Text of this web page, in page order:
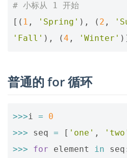
# 小标从 1 开始
[( 1 , 'Spring' ), ( 2 ,
'Fall' ), (4 , 'Winter'
普通的 for 循环
>>>i =
0
>>>
seq = [ 'one' ,
>>>
for element in seq